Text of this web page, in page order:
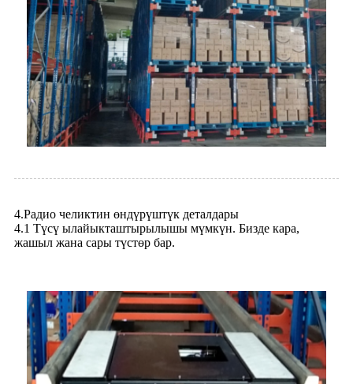
4.Радио челиктин өндүрүштүк деталдары
4.1 Түсү ылайыкташтырылышы мүмкүн. Бизде кара,
жашыл жана сары түстөр бар.